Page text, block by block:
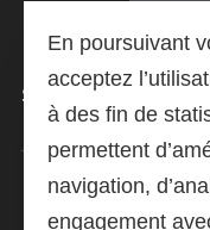
Search
SUIVEZ -NOUS
En poursuivant
acceptez
à des fin de
permettent
navigation,
engagement